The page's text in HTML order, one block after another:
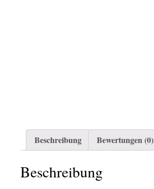
Beschreibung Bewertungen (0)
Beschreibung